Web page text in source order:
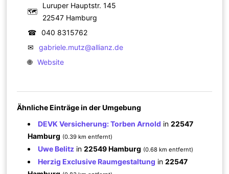
🗺
Luruper Hauptstr. 145
22547 Hamburg
☎
040 8315762
✉
gabriele.mutz@allianz.de
🌐 Website
Ähnliche Einträge in der Umgebung
DEVK Versicherung: Torben Arnold in22547
Hamburg (0.39 km entfernt)
Uwe Belitz in22549 Hamburg (0.68 km entfernt)
Herzig Exclusive Raumgestaltung in22547